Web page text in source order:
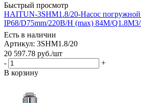
Быстрый просмотр
HAITUN-3SHM1.8/20-Насос
IP68/D75mm/220В/H (max) 84M/
Есть в наличии
Артикул: 3SHM1.8/20
20 597.78 руб./шт
-
+
В корзину